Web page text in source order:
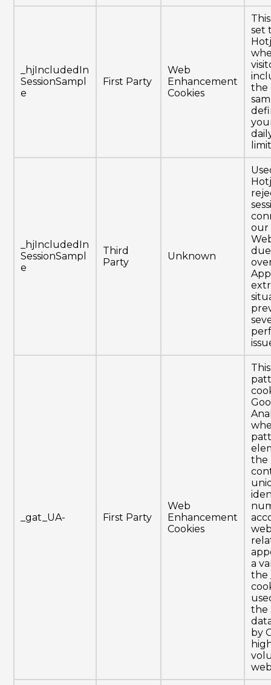
_hjIncludedIn
SessionSampl
e
First Party
Web
Enhancement
Cookies
set
the
_hjIncludedIn
SessionSampl
e
Third
Party
Unknown
our
_gat_UA- First Party
Web
Enhancement
Cookies
the
a
the
the
by